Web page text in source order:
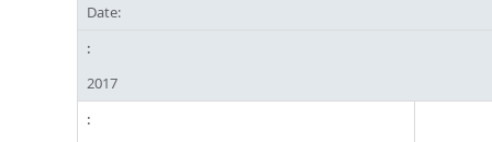
Date:
2017